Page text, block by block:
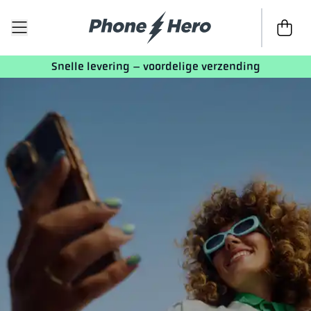
Naar
Snelle levering – voordelige verzending